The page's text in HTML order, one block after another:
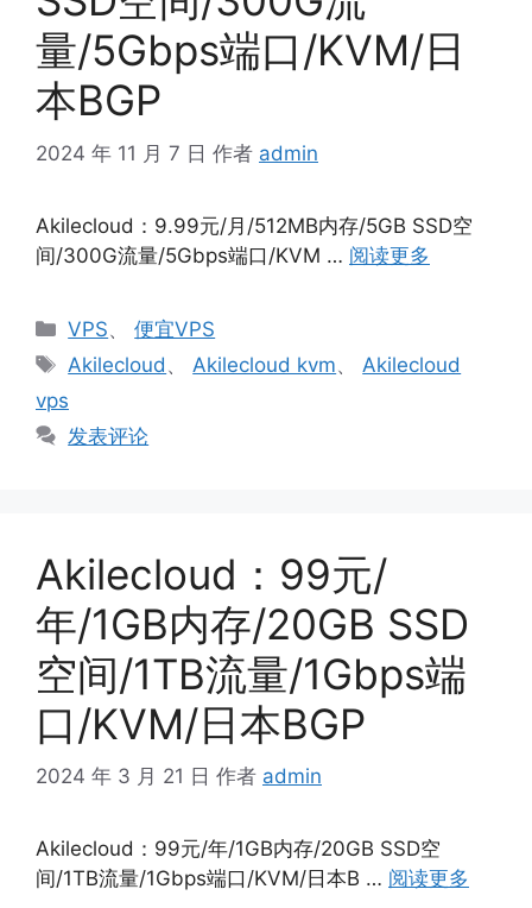
量/5Gbps端口/KVM/日
本BGP
2024 年 11 月 7 日 作者 admin
Akilecloud：9.99元/月/512MB内存/5GB SSD空
间/300G流量/5Gbps端口/KVM … 阅读更多
分
类
VPS、便宜VPS
标
Akilecloud 、 Akilecloud kvm、 Akilecloud
vps
发表评论
Akilecloud：99元/
年/1GB内存/20GB SSD
空间/1TB流量/1Gbps端
口/KVM/日本BGP
2024 年 3 月 21 日 作者 admin
Akilecloud：99元/年/1GB内存/20GB SSD空
间/1TB流量/1Gbps端口/KVM/日本B … 阅读更多